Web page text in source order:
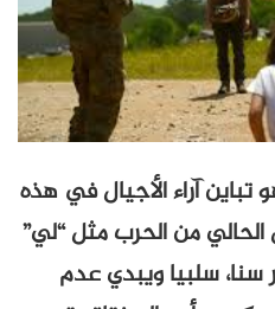
آراء الأجيال في هذه
الحالي من الحرب مثل “لي”
سنا، سلبيا ويبدي عدم